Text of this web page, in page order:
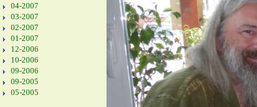
04-2007
03-2007
02-2007
01-2007
12-2006
10-2006
09-2006
09-2005
05-2005